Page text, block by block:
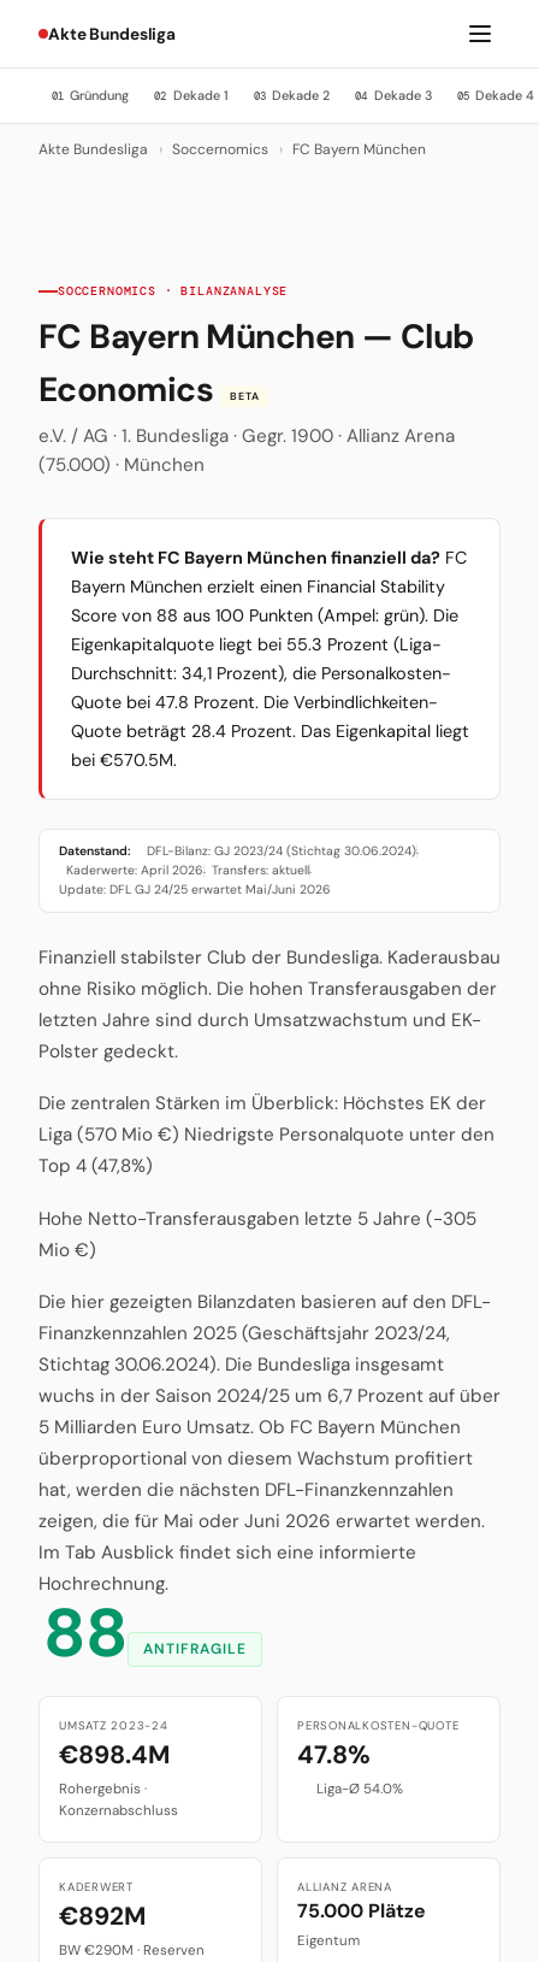
Akte Bundesliga
01 Gründung 02 Dekade 1 03 Dekade 2 04 Dekade 3 05 Dekade 4
Akte Bundesliga › Soccernomics › FC Bayern München
SOCCERNOMICS · BILANZANALYSE
FC Bayern München — Club
Economics
BETA
e.V. / AG · 1. Bundesliga · Gegr. 1900 · Allianz Arena
(75.000) · München
Wie steht FC Bayern München finanziell da? FC
Bayern München erzielt einen Financial Stability
Score von 88 aus 100 Punkten (Ampel: grün). Die
Eigenkapitalquote liegt bei 55.3 Prozent (Liga-
Durchschnitt: 34,1 Prozent), die Personalkosten-
Quote bei 47.8 Prozent. Die Verbindlichkeiten-
Quote beträgt 28.4 Prozent. Das Eigenkapital liegt
bei €570.5M.
Datenstand: DFL-Bilanz: GJ 2023/24 (Stichtag 30.06.2024)·
Kaderwerte: April 2026· Transfers: aktuell·
Update: DFL GJ 24/25 erwartet Mai/Juni 2026
Finanziell stabilster Club der Bundesliga. Kaderausbau
ohne Risiko möglich. Die hohen Transferausgaben der
letzten Jahre sind durch Umsatzwachstum und EK-
Polster gedeckt.
Die zentralen Stärken im Überblick: Höchstes EK der
Liga (570 Mio €) Niedrigste Personalquote unter den
Top 4 (47,8%)
Hohe Netto-Transferausgaben letzte 5 Jahre (-305
Mio €)
Die hier gezeigten Bilanzdaten basieren auf den DFL-
Finanzkennzahlen 2025 (Geschäftsjahr 2023/24,
Stichtag 30.06.2024). Die Bundesliga insgesamt
wuchs in der Saison 2024/25 um 6,7 Prozent auf über
5 Milliarden Euro Umsatz. Ob FC Bayern München
überproportional von diesem Wachstum profitiert
hat, werden die nächsten DFL-Finanzkennzahlen
zeigen, die für Mai oder Juni 2026 erwartet werden.
Im Tab Ausblick findet sich eine informierte
Hochrechnung.
88 ANTIFRAGILE
UMSATZ 2023-24
€898.4M
Rohergebnis ·
Konzernabschluss
PERSONALKOSTEN-QUOTE
47.8%
Liga-Ø 54.0%
KADERWERT
€892M
BW €290M · Reserven
ALLIANZ ARENA
75.000 Plätze
Eigentum